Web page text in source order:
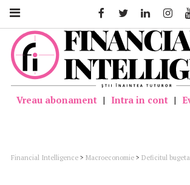
Vreau abonament | Intra in cont |
Financial Intelligence > Macroeconomie > Deficitul
FacebookTwitter Linkedin